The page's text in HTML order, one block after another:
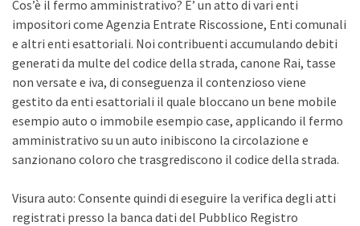
Cos’è il fermo amministrativo? E’ un atto di vari enti
impositori come Agenzia Entrate Riscossione, Enti comunali
e altri enti esattoriali. Noi contribuenti accumulando debiti
generati da multe del codice della strada, canone Rai, tasse
non versate e iva, di conseguenza il contenzioso viene
gestito da enti esattoriali il quale bloccano un bene mobile
esempio auto o immobile esempio case, applicando il fermo
amministrativo su un auto inibiscono la circolazione e
sanzionano coloro che trasgrediscono il codice della strada.
Visura auto: Consente quindi di eseguire la verifica degli atti
registrati presso la banca dati del Pubblico Registro